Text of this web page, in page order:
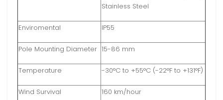
Stainless Steel
Enviromental IP55
Pole Mounting Diameter 15-86 mm
Temperature -30°C to +55°C (-22°F to +131°F)
Wind Survival 160 km/hour